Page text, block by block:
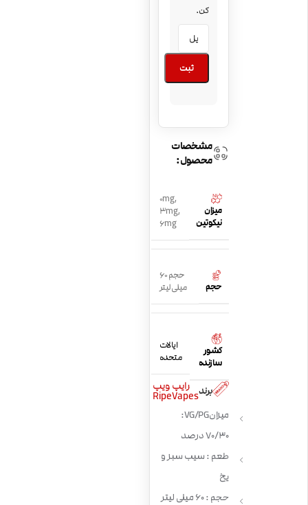
کن.
ثبت
مشخصات
محصول:
میزان
نیکوتین
0mg,
3mg,
6mg
حجم
حجم 60
میلی لیتر
کشور
سازنده
ایالات
متحده
برند رایپ ویپ
RipeVapes
میزان VG/PG:
70/30 درصد
طعم : سیب سبز و
یخ
حجم : 60 میلی لیتر